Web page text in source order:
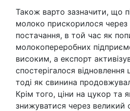
Також варто зазначити, що
молоко прискорилося
постачання, в той час як
молокопереробних
високим, а експорт
спостерігалося відновлення
тоді як свинина
Крім того, ціни на цукор та
знижуватися через великий